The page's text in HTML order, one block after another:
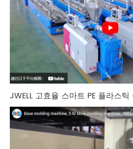
JWELL 고효율 스마트 PE 플라스